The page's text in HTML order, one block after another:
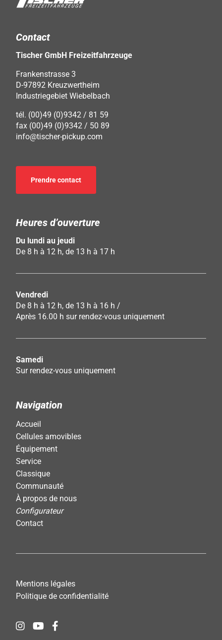
Contact
Tischer GmbH Freizeitfahrzeuge
Frankenstrasse 3
D-97892 Kreuzwertheim
Industriegebiet Wiebelbach
tél. (00)49 (0)9342 / 81 59
fax (00)49 (0)9342 / 50 89
info@tischer-pickup.com
Prendre contact
Heures d’ouverture
Du lundi au jeudi
De 8 h à 12 h, de 13 h à 17 h
Vendredi
De 8 h à 12 h, de 13 h à 16 h /
Après 16.00 h sur rendez-vous uniquement
Samedi
Sur rendez-vous uniquement
Navigation
Accueil
Cellules amovibles
Équipement
Service
Classique
Communauté
À propos de nous
Configurateur
Contact
Mentions légales
Politique de confidentialité